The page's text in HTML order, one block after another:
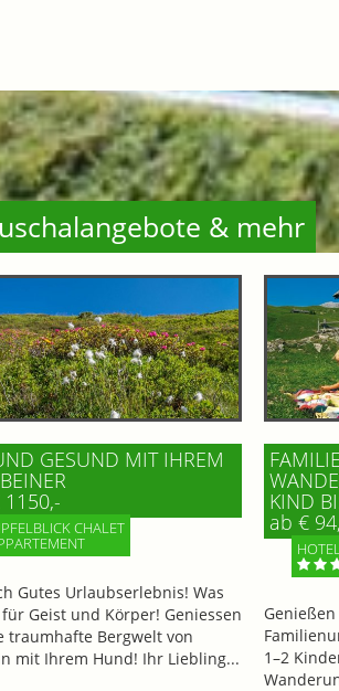
& mehr
GESUND MIT IHREM
CHALET
Gutes Urlaubserlebnis! Was
für Geist und Körper! Geniessen
traumhafte Bergwelt von
mit Ihrem Hund! Ihr Liebling...
IND
ab €
1–2